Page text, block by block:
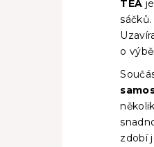
TEA
o
zdobí